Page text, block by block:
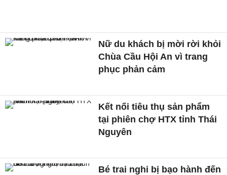
Nữ du khách bị mời rời khỏi
Chùa Cầu Hội An vì trang
phục phản cảm
Kết nối tiêu thụ sản phẩm
tại phiên chợ HTX tỉnh Thái
Nguyên
Bé trai nghi bị bạo hành đến